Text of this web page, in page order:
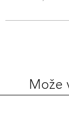
Može